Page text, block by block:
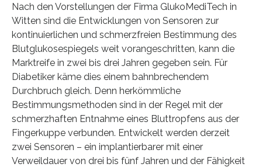
Nach den Vorstellungen der Firma GlukoMediTech in
Witten sind die Entwicklungen von Sensoren zur
kontinuierlichen und schmerzfreien Bestimmung des
Blutglukosespiegels weit vorangeschritten, kann die
Marktreife in zwei bis drei Jahren gegeben sein. Für
Diabetiker käme dies einem bahnbrechendem
Durchbruch gleich. Denn herkömmliche
Bestimmungsmethoden sind in der Regel mit der
schmerzhaften Entnahme eines Bluttropfens aus der
Fingerkuppe verbunden. Entwickelt werden derzeit
zwei Sensoren – ein implantierbarer mit einer
Verweildauer von drei bis fünf Jahren und der Fähigkeit